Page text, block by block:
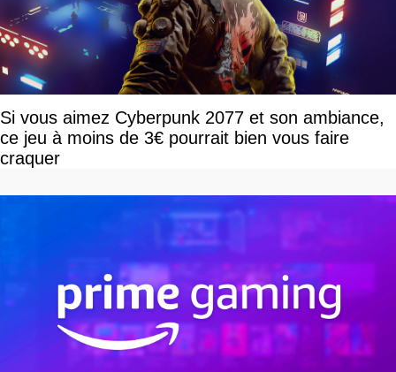
Si vous aimez Cyberpunk 2077 et son ambiance,
ce jeu à moins de 3€ pourrait bien vous faire
craquer